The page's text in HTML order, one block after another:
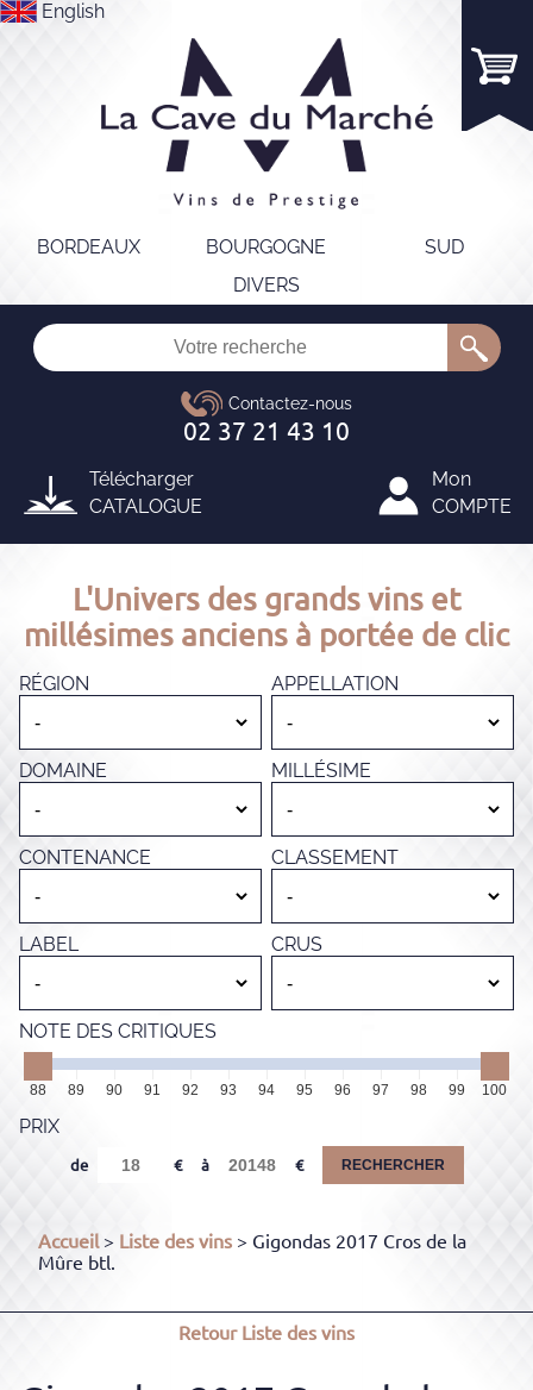
English
BORDEAUX BOURGOGNE
SUD
DIVERS
Télécharger
CATALOGUE
Mon
COMPTE
L'Univers des grands vins et
millésimes anciens à portée de clic
RÉGION APPELLATION
DOMAINE MILLÉSIME
CONTENANCE CLASSEMENT
LABEL CRUS
NOTE DES CRITIQUES
88 89 90 91 92 93 94 95 96 97 98 99 100
PRIX
de à RECHERCHER
Accueil> Liste des vins > Gigondas 2017 Cros de la
Mûre btl.
RetourListe des vins